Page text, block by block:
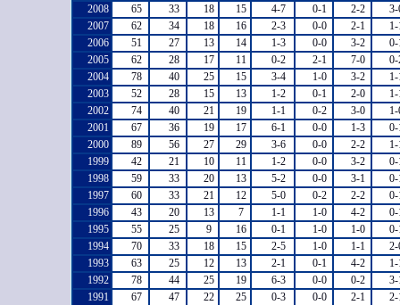
2008
65 33 18 15 4-7 0-1 2-2
3-
2007
62 34 18 16 2-3 0-0 2-1
2006
51 27 13 14 1-3 0-0 3-2
0-
2005
62 28 17 11 0-2 2-1 7-0
0-
2004
78 40 25 15 3-4 1-0 3-2
2003
52 28 15 13 1-2 0-1 2-0
2002
74 40 21 19 1-1 0-2 3-0
2001
67 36 19 17 6-1 0-0 1-3
0-
2000
89 56 27 29 3-6 0-0 2-2
1999
42 21 10 11 1-2 0-0 3-2
0-
1998
59 33 20 13 5-2 0-0 3-1
0-
1997
60 33 21 12 5-0 0-2 2-2
0-
1996
43 20 13 7 1-1 1-0 4-2
0-
1995
55 25 9 16 0-1 1-0 1-0
0-
1994
70 33 18 15 2-5 1-0 1-1
2-
1993
63 25 12 13 2-1 0-1 4-2
1992
78 44 25 19 6-3 0-0 0-2
3-
1991
67 47 22 25 0-3 0-0 2-1
2-